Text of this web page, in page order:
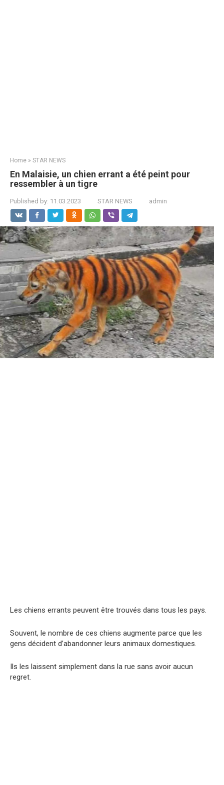
Home » STAR NEWS
En Malaisie, un chien errant a été peint pour
ressembler à un tigre
Published by: 11.03.2023 STAR NEWS admin
Les chiens errants peuvent être trouvés dans tous les pays.
Souvent, le nombre de ces chiens augmente parce que les
gens décident d’abandonner leurs animaux domestiques.
Ils les laissent simplement dans la rue sans avoir aucun
regret.